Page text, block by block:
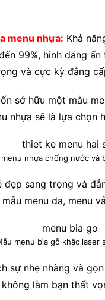
menu nhựa: Khả
99%, hình dáng
và cực kỳ đẳng
sở hữu một mẫu
nhựa sẽ là lựa chọn
nhựa chống nước và
đẹp sang trọng và
menu da, menu
menu bìa gỗ khắc laser
sự nhẹ nhàng và
làm bạn thất